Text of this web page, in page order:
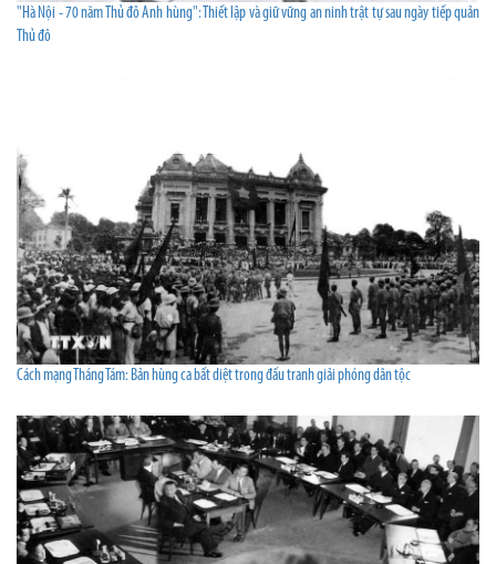
"Hà Nội - 70 năm Thủ đô Anh hùng": Thiết lập và giữ vững an ninh trật tự sau ngày tiếp quản
Thủ đô
Cách mạng Tháng Tám: Bản hùng ca bất diệt trong đấu tranh giải phóng dân tộc